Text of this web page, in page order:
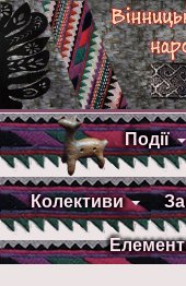
Події
Колективи